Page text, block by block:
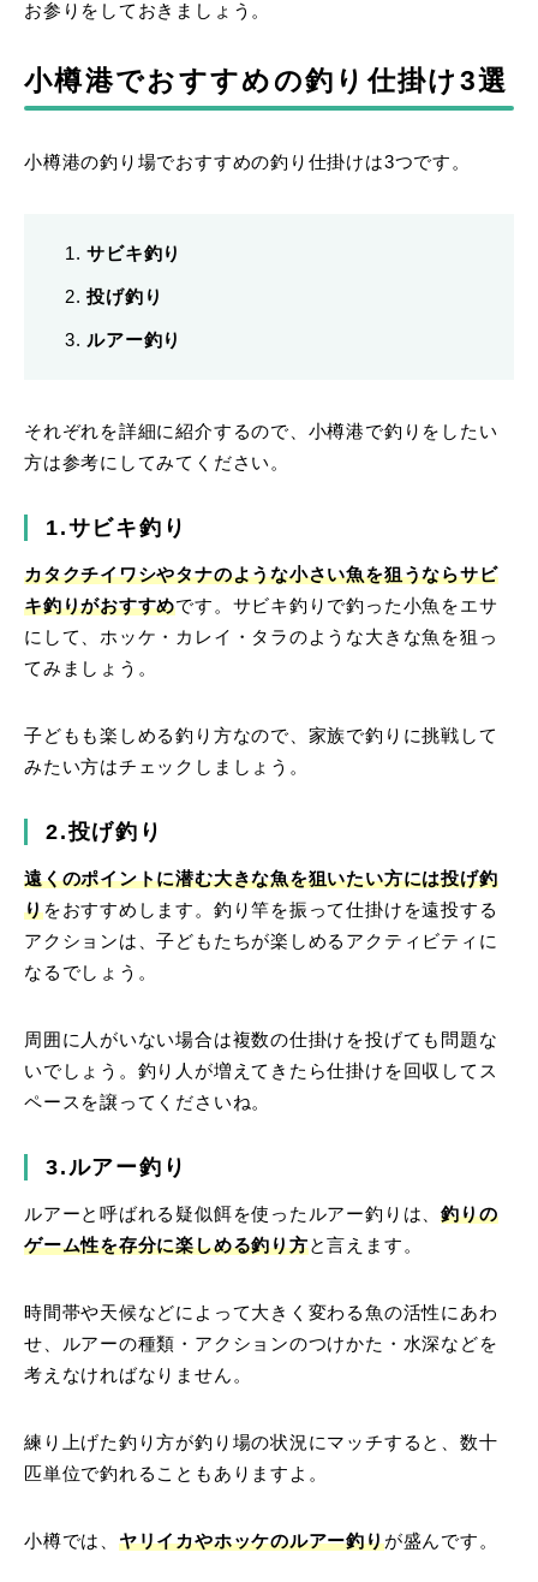
お参りをしておきましょう。
小樽港でおすすめの釣り仕掛け3選
小樽港の釣り場でおすすめの釣り仕掛けは3つです。
サビキ釣り
投げ釣り
ルアー釣り
それぞれを詳細に紹介するので、小樽港で釣りをしたい
方は参考にしてみてください。
1.サビキ釣り
カタクチイワシやタナのような小さい魚を狙うならサビ
キ釣りがおすすめです。サビキ釣りで釣った小魚をエサ
にして、ホッケ・カレイ・タラのような大きな魚を狙っ
てみましょう。
子どもも楽しめる釣り方なので、家族で釣りに挑戦して
みたい方はチェックしましょう。
2.投げ釣り
遠くのポイントに潜む大きな魚を狙いたい方には投げ釣
りをおすすめします。釣り竿を振って仕掛けを遠投する
アクションは、子どもたちが楽しめるアクティビティに
なるでしょう。
周囲に人がいない場合は複数の仕掛けを投げても問題な
いでしょう。釣り人が増えてきたら仕掛けを回収してス
ペースを譲ってくださいね。
3.ルアー釣り
ルアーと呼ばれる疑似餌を使ったルアー釣りは、釣りの
ゲーム性を存分に楽しめる釣り方と言えます。
時間帯や天候などによって大きく変わる魚の活性にあわ
せ、ルアーの種類・アクションのつけかた・水深などを
考えなければなりません。
練り上げた釣り方が釣り場の状況にマッチすると、数十
匹単位で釣れることもありますよ。
小樽では、 ヤリイカやホッケのルアー釣りが盛んです。